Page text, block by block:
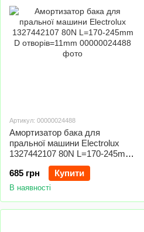
Артикул: 00000024488
Амортизатор бака для
пральної машини Electrolux
1327442107 80N L=170-245mm
D отворів=11mm
685 грн
Купити
В наявності